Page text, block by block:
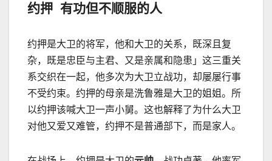
约押 有功但不顺服的人
约押是大卫的将军，他和大卫的关系，既深且复
杂，既是忠臣与主君、又是亲属和隐患」这三重关
系交织在一起，他多次为大卫立战功，却屡屡行事
不受约束。约押的母亲是洗鲁雅是大卫的姐姐。所
以约押该喊大卫一声小舅。这也解释了为什么大卫
对他又爱又难管，约押不是普通部下，而是家人。